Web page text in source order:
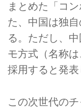
まとめた「コ
た、中国は独
る。ただし、
モ方式（名称
採用すると発表
この次世代の